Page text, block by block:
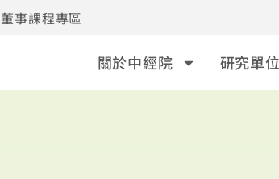
董事課程專區
關於中經院 研究單位